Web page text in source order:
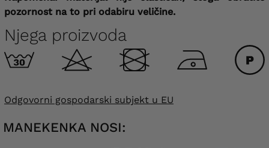
pozornost na to pri odabiru veličine.
Njega proizvoda
Odgovorni gospodarski subjekt u EU
MANEKENKA NOSI: